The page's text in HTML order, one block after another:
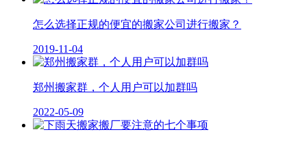
怎么选择正规的便宜的搬家公司进行搬家？
2019-11-04
郑州搬家群，个人用户可以加群吗
2022-05-09